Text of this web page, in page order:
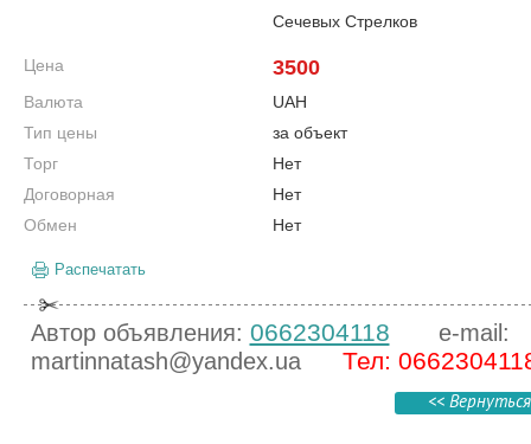
Сечевых Стрелков
Цена 3500
Валюта
UAH
Тип цены
за объект
Торг
Нет
Договорная
Нет
Обмен
Нет
Распечатать
Автор объявления: 0662304118
e-mail:
martinnatash@yandex.ua
Тел:
<<